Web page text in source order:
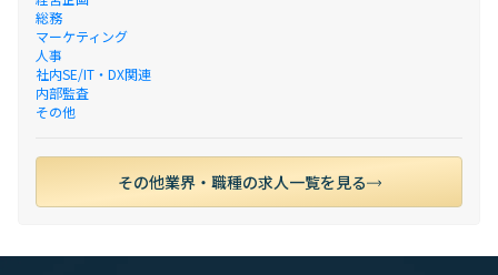
総務
マーケティング
人事
社内SE/IT・DX関連
内部監査
その他
その他業界・職種の求人一覧を見る